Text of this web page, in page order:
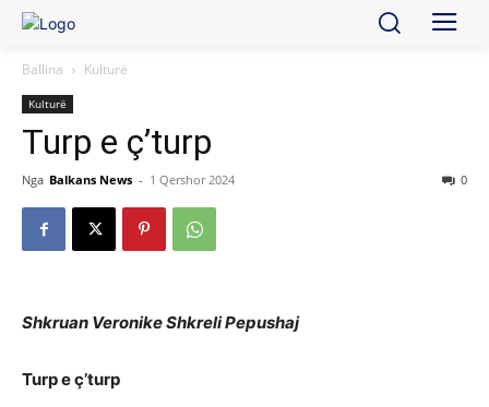
Ballina Kulturë
Kulturë
Turp e ç’turp
Nga Balkans News - 1 Qershor 2024 0
Shkruan Veronike Shkreli Pepushaj
Turp e ç’turp